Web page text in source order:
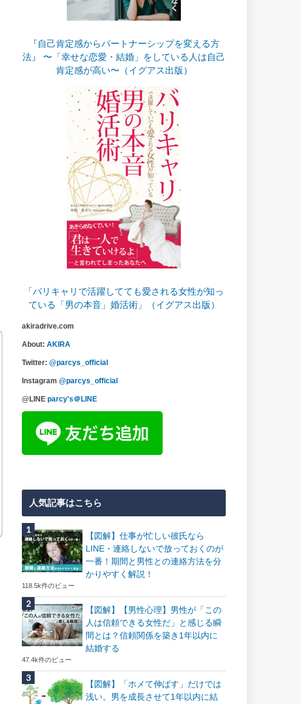
『自己肯定感からパートナーシップを変える方
法』 〜「幸せな恋愛・結婚」をしている人は自己
肯定感が高い〜（イグアス出版）
「バリキャリで活躍してても愛される女性が知っ
ている「男の本音」婚活術」（イグアス出版）
akiradrive.com
About: AKIRA
Twitter: @parcys_official
Instagram @parcys_official
@LINE parcy's＠LINE
人気記事はこちら
【図解】仕事が忙しい彼氏なら
LINE・連絡しないで放っておくのが
一番！期間と男性との連絡方法を分
かりやすく解説！
118.5k件のビュー
【図解】【男性心理】男性が「この
人は信頼できる女性だ」と感じる瞬
間とは？信頼関係を築き1年以内に
結婚する
47.4k件のビュー
【図解】「ホメて伸ばす」だけでは
浅い。男を成長させて1年以内に結